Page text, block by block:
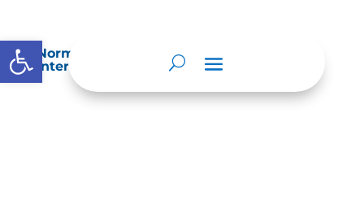
Abrir barra de herramientas
Normatividad especial que les aplique de
interés.